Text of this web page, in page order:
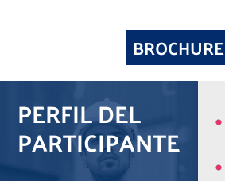
BROCHURE
PERFIL DEL
PARTICIPANTE
Importadoras y
exportadoras